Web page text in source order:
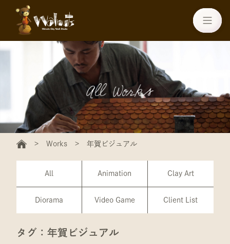
Works 年賀ビジュアル
All Animation Clay Art
Diorama Video Game Client List
タグ：年賀ビジュアル